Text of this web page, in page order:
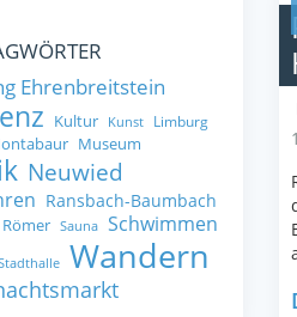
Ehrenbreitstein
Kultur Kunst Limburg
Museum
Neuwied
Ransbach-Baumbach
Römer Sauna Schwimmen
Wandern